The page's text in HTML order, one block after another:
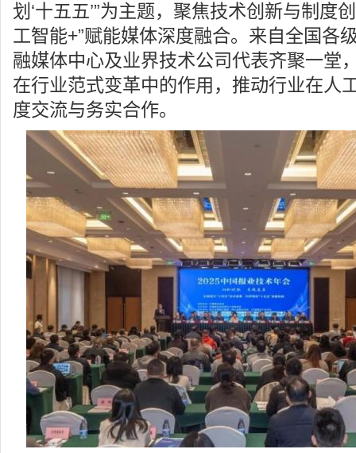
划‘十五五’”为主题，聚焦技术创新与制度
工智能+”赋能媒体深度融合。来自全国各
融媒体中心及业界技术公司代表齐聚一堂
在行业范式变革中的作用，推动行业在人
度交流与务实合作。